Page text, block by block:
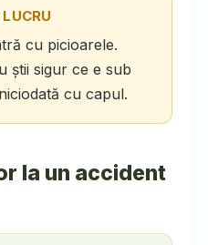
cu picioarele.
știi sigur ce e sub
cu capul.
la un accident